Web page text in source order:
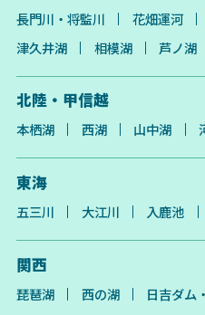
長門川・将監川
花畑運河
津久井湖
相模湖 芦ノ湖
北陸・甲信越
本栖湖 西湖 山中湖
東海
五三川 大江川 入鹿池
関西
琵琶湖 西の湖 日吉ダム